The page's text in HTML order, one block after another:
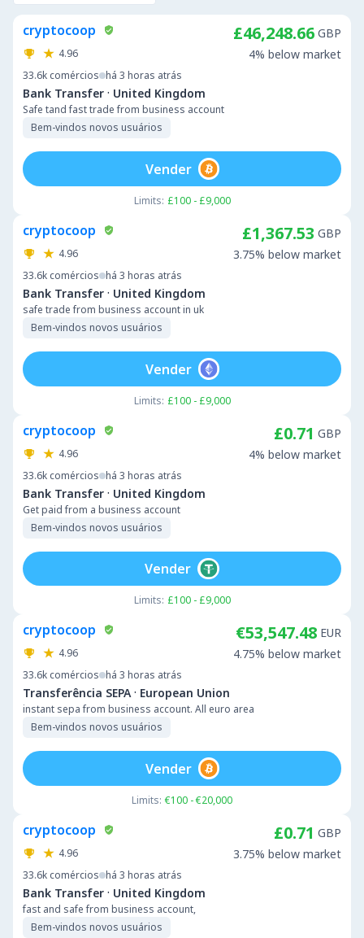
cryptocoop
4.96
33.6k comércios há 3 horas atrás
Bank Transfer · United Kingdom
Safe tand fast trade from business account
Bem-vindos novos usuários
£46,248.66 GBP
4% below market
Limits: £100 - £9,000
Vender
cryptocoop
4.96
33.6k comércios há 3 horas atrás
Bank Transfer · United Kingdom
safe trade from business account in uk
Bem-vindos novos usuários
£1,367.53 GBP
3.75% below market
Limits: £100 - £9,000
Vender
cryptocoop
4.96
33.6k comércios há 3 horas atrás
Bank Transfer · United Kingdom
Get paid from a business account
Bem-vindos novos usuários
£0.71 GBP
4% below market
Limits: £100 - £9,000
Vender
cryptocoop
4.96
33.6k comércios há 3 horas atrás
Transferência SEPA · European Union
instant sepa from business account. All euro area
Bem-vindos novos usuários
€53,547.48 EUR
4.75% below market
Limits: €100 - €20,000
Vender
cryptocoop
4.96
33.6k comércios há 3 horas atrás
Bank Transfer · United Kingdom
fast and safe from business account,
Bem-vindos novos usuários
£0.71 GBP
3.75% below market